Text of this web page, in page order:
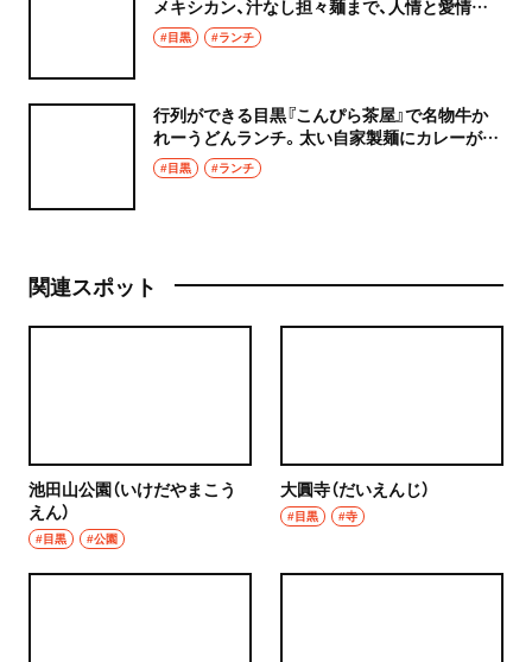
メキシカン、汁なし担々麺まで、人情と愛情が
詰まった料理を味わおう！
#目黒 #ランチ
行列ができる目黒『こんぴら茶屋』で名物牛か
れーうどんランチ。太い自家製麺にカレーがよ
く絡む！
#目黒 #ランチ
関連スポット
池田山公園（いけだやまこう
えん）
#目黒 #公園
大圓寺（だいえんじ）
#目黒 #寺